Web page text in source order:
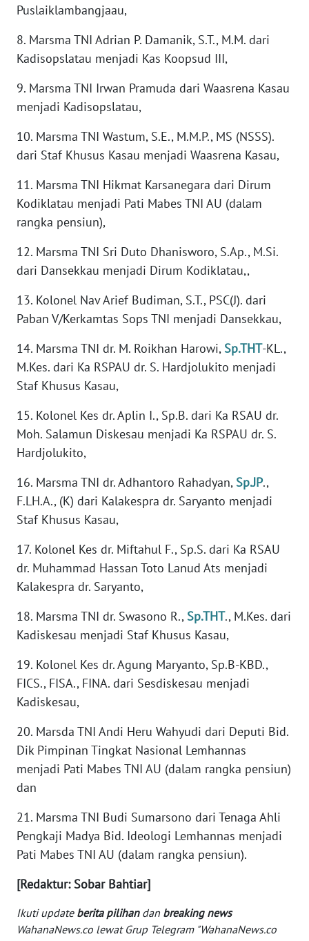
Puslaiklambangjaau,
8. Marsma TNI Adrian P. Damanik, S.T., M.M. dari
Kadisopslatau menjadi Kas Koopsud III,
9. Marsma TNI Irwan Pramuda dari Waasrena Kasau
menjadi Kadisopslatau,
10. Marsma TNI Wastum, S.E., M.M.P., MS (NSSS).
dari Staf Khusus Kasau menjadi Waasrena Kasau,
11. Marsma TNI Hikmat Karsanegara dari Dirum
Kodiklatau menjadi Pati Mabes TNI AU (dalam
rangka pensiun),
12. Marsma TNI Sri Duto Dhanisworo, S.Ap., M.Si.
dari Dansekkau menjadi Dirum Kodiklatau,,
13. Kolonel Nav Arief Budiman, S.T., PSC(J). dari
Paban V/Kerkamtas Sops TNI menjadi Dansekkau,
14. Marsma TNI dr. M. Roikhan Harowi, Sp.THT-KL.,
M.Kes. dari Ka RSPAU dr. S. Hardjolukito menjadi
Staf Khusus Kasau,
15. Kolonel Kes dr. Aplin I., Sp.B. dari Ka RSAU dr.
Moh. Salamun Diskesau menjadi Ka RSPAU dr. S.
Hardjolukito,
16. Marsma TNI dr. Adhantoro Rahadyan, Sp.JP.,
F.LH.A., (K) dari Kalakespra dr. Saryanto menjadi
Staf Khusus Kasau,
17. Kolonel Kes dr. Miftahul F., Sp.S. dari Ka RSAU
dr. Muhammad Hassan Toto Lanud Ats menjadi
Kalakespra dr. Saryanto,
18. Marsma TNI dr. Swasono R., Sp.THT., M.Kes. dari
Kadiskesau menjadi Staf Khusus Kasau,
19. Kolonel Kes dr. Agung Maryanto, Sp.B-KBD.,
FICS., FISA., FINA. dari Sesdiskesau menjadi
Kadiskesau,
20. Marsda TNI Andi Heru Wahyudi dari Deputi Bid.
Dik Pimpinan Tingkat Nasional Lemhannas
menjadi Pati Mabes TNI AU (dalam rangka pensiun)
dan
21. Marsma TNI Budi Sumarsono dari Tenaga Ahli
Pengkaji Madya Bid. Ideologi Lemhannas menjadi
Pati Mabes TNI AU (dalam rangka pensiun).
[Redaktur: Sobar Bahtiar]
Ikuti update berita pilihandan breaking news
WahanaNews.co lewat Grup Telegram "WahanaNews.co
DESA
WISATA
LAPAK
WAHANA
Wahana
Network
KONSUMEN
LISTRIK
KELISTRIKAN
WALINKI
MAWAKA
NET
PLN
WATCH
MKLI
LKKI
KOPEKLIN
KONSUMEN
FORWAMKI
ALPERKLINAS
FORJASIDA
NEWS
SITUNGIR
SIDIKALANG
NEWS